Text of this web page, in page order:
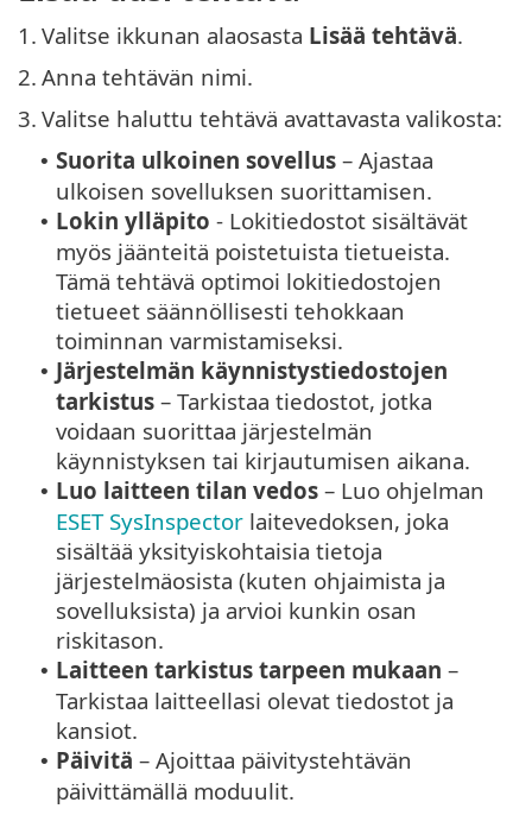
1. Valitse ikkunan alaosasta Lisää tehtävä.
2. Anna tehtävän nimi.
3. Valitse haluttu tehtävä avattavasta valikosta:
• Suorita ulkoinen sovellus – Ajastaa
ulkoisen sovelluksen suorittamisen.
• Lokin ylläpito - Lokitiedostot sisältävät
myös jäänteitä poistetuista tietueista.
Tämä tehtävä optimoi lokitiedostojen
tietueet säännöllisesti tehokkaan
toiminnan varmistamiseksi.
• Järjestelmän käynnistystiedostojen
tarkistus – Tarkistaa tiedostot, jotka
voidaan suorittaa järjestelmän
käynnistyksen tai kirjautumisen aikana.
• Luo laitteen tilan vedos – Luo ohjelman
ESET SysInspector laitevedoksen, joka
sisältää yksityiskohtaisia tietoja
järjestelmäosista (kuten ohjaimista ja
sovelluksista) ja arvioi kunkin osan
riskitason.
• Laitteen tarkistus tarpeen mukaan –
Tarkistaa laitteellasi olevat tiedostot ja
kansiot.
• Päivitä – Ajoittaa päivitystehtävän
päivittämällä moduulit.